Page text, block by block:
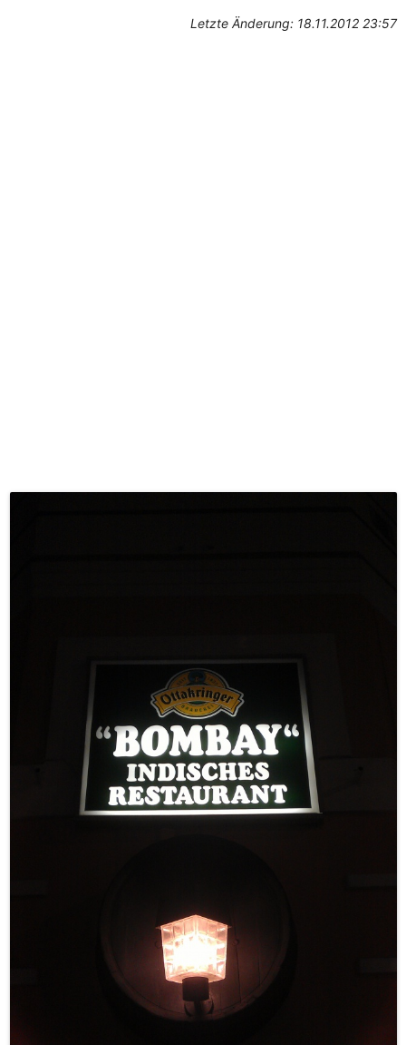
Letzte Änderung: 18.11.2012 23:57